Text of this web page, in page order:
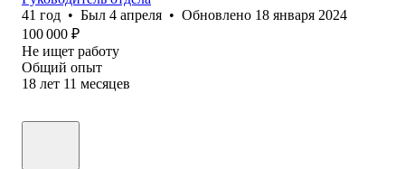
41 год • Был 4 апреля • Обновлено 18 января 2024
100 000 ₽
Не ищет работу
Общий опыт
18 лет 11 месяцев